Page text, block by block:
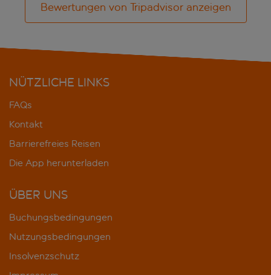
Bewertungen von Tripadvisor anzeigen
NÜTZLICHE LINKS
FAQs
Kontakt
Barrierefreies Reisen
Die App herunterladen
ÜBER UNS
Buchungsbedingungen
Nutzungsbedingungen
Insolvenzschutz